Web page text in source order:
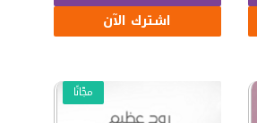
اشترك الآن
مجّانًا